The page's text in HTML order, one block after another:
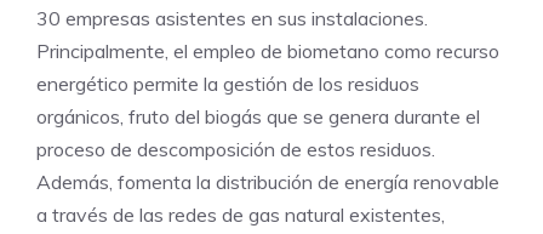
30 empresas asistentes en sus instalaciones.
Principalmente, el empleo de biometano como recurso
energético permite la gestión de los residuos
orgánicos, fruto del biogás que se genera durante el
proceso de descomposición de estos residuos.
Además, fomenta la distribución de energía renovable
a través de las redes de gas natural existentes,